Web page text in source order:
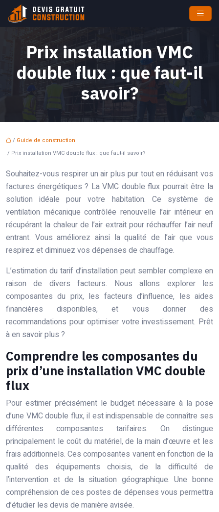
Prix installation VMC
double flux : que faut-il
savoir?
/ Guide de construction
/ Prix installation VMC double flux : que faut-il savoir?
Souhaitez-vous respirer un air plus pur tout en réduisant vos
factures énergétiques ? La VMC double flux pourrait être la
solution idéale pour votre habitation. Ce système de
ventilation mécanique contrôlée renouvelle l’air intérieur en
récupérant la chaleur de l’air extrait pour réchauffer l’air neuf
entrant. Vous améliorez ainsi la qualité de l’air que vous
respirez et diminuez vos dépenses de chauffage.
L’estimation du tarif d’installation peut sembler complexe en
raison de divers facteurs. Nous allons explorer les
composantes du prix, les facteurs d’influence, les aides
financières disponibles, et vous donner des
recommandations pour optimiser votre investissement. Prêt
à en savoir plus ?
Comprendre les composantes du
prix d’une installation VMC double
flux
Pour estimer précisément le budget nécessaire à la pose
d’une VMC double flux, il est indispensable de connaître ses
différentes composantes tarifaires. On distingue
principalement le coût du matériel, de la main d’œuvre et les
frais additionnels. Ces composantes varient en fonction de la
qualité des équipements choisis, de la difficulté de
l’intervention et de la situation géographique. Une bonne
compréhension de ces postes de dépenses vous permettra
d’étudier les devis de manière avisée.